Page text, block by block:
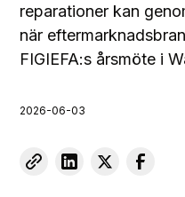
reparationer kan
när
FIGIEFA:s årsmöte i
2026-06-03